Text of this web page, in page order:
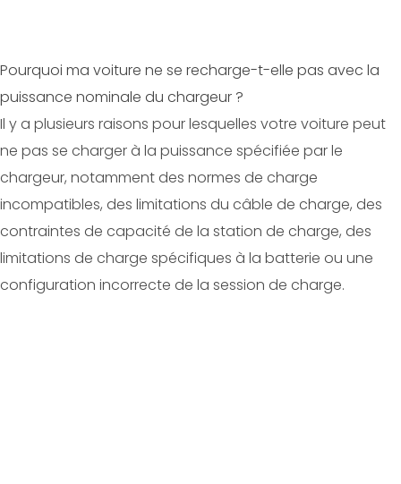
Pourquoi ma voiture ne se recharge-t-elle pas avec la
puissance nominale du chargeur ?
Il y a plusieurs raisons pour lesquelles votre voiture peut
ne pas se charger à la puissance spécifiée par le
chargeur, notamment des normes de charge
incompatibles, des limitations du câble de charge, des
contraintes de capacité de la station de charge, des
limitations de charge spécifiques à la batterie ou une
configuration incorrecte de la session de charge.